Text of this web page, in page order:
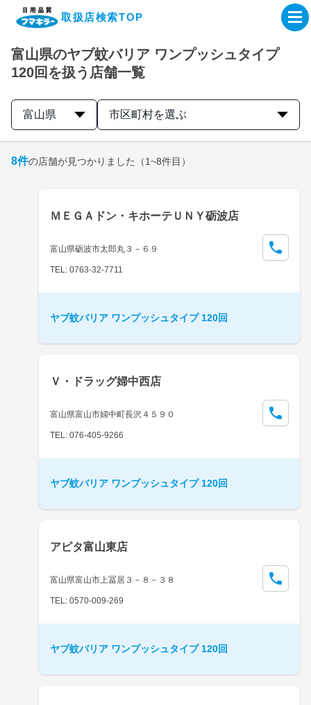
取扱店検索TOP
企業・IR情報サイト
製品情報サイト
取扱店検索はこちら
富山県のヤブ蚊バリア ワンプッシュタイプ
120回を扱う店舗一覧
富山県 市区町村を選ぶ
8件の店舗が見つかりました （1~8件目）
ＭＥＧＡドン・キホーテＵＮＹ砺波店
富山県砺波市太郎丸３－６９
TEL: 0763-32-7711
ヤブ蚊バリア ワンプッシュタイプ 120回
Ｖ・ドラッグ婦中西店
富山県富山市婦中町長沢４５９０
TEL: 076-405-9266
ヤブ蚊バリア ワンプッシュタイプ 120回
アピタ富山東店
富山県富山市上冨居３－８－３８
TEL: 0570-009-269
ヤブ蚊バリア ワンプッシュタイプ 120回